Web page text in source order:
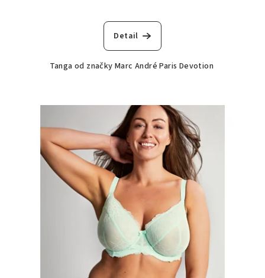
Detail
Tanga od značky Marc André Paris Devotion